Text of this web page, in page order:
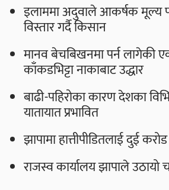
इलाममा अदुवाले आकर्षक मूल्य
विस्तार गर्दै किसान
मानव बेचबिखनमा पर्न लागेकी
काँकडभिट्टा नाकाबाट उद्धार
बाढी-पहिरोका कारण देशका
यातायात प्रभावित
झापामा हात्तीपीडितलाई दुई करोड
राजस्व कार्यालय झापाले उठायो